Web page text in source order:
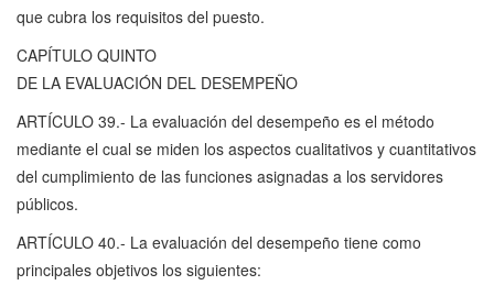
que cubra los requisitos del puesto.
CAPÍTULO QUINTO
DE LA EVALUACIÓN DEL DESEMPEÑO
ARTÍCULO 39.- La evaluación del desempeño es el método
mediante el cual se miden los aspectos cualitativos y cuantitativos
del cumplimiento de las funciones asignadas a los servidores
públicos.
ARTÍCULO 40.- La evaluación del desempeño tiene como
principales objetivos los siguientes: